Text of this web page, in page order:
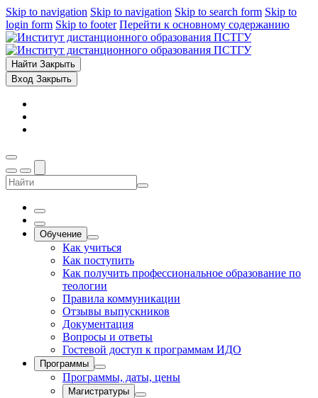
Skip to navigation Skip to navigation Skip to search form Skip to
login form Skip to footer Перейти к основному содержанию
Найти Закрыть
Вход Закрыть
Обучение
Как учиться
Как поступить
Как получить профессиональное образование по
теологии
Правила коммуникации
Отзывы выпускников
Документация
Вопросы и ответы
Гостевой доступ к программам ИДО
Программы
Программы, даты, цены
Магистратуры